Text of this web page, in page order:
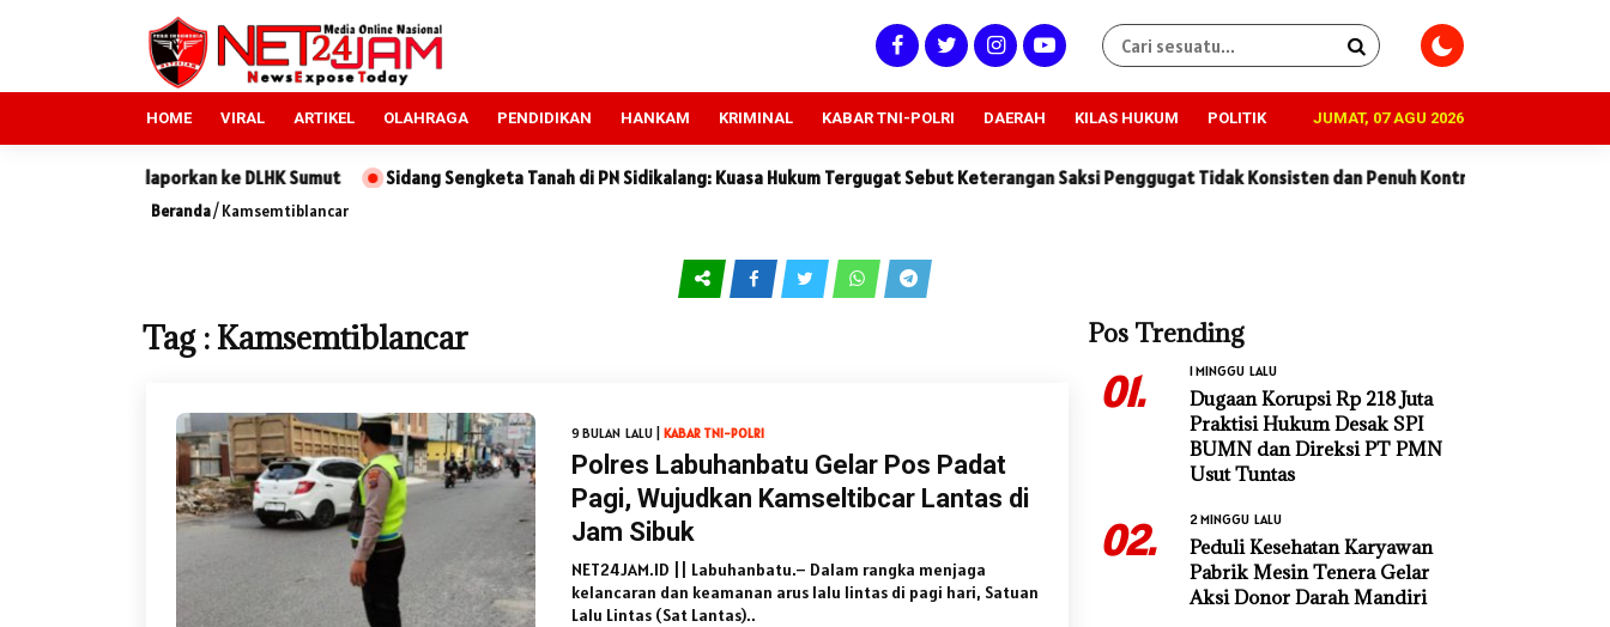
HOME VIRAL ARTIKEL OLAHRAGA PENDIDIKAN HANKAM KRIMINAL KABAR TNI-POLRI DAERAH KILAS HUKUM POLITIK JUMAT, 07 AGU 2026
Dilaporkan ke DLHK Sumut Sidang Sengketa Tanah di PN Sidikalang: Kuasa Hukum Tergugat Sebut Keterangan Saksi Penggugat Tidak Konsisten dan Penuh Kontradiksi
Beranda/Kamsemtiblancar
Tag : Kamsemtiblancar
9 BULAN LALU | KABAR TNI-POLRI
Polres Labuhanbatu Gelar Pos Padat
Pagi, Wujudkan Kamseltibcar Lantas di
Jam Sibuk
NET24JAM.ID || Labuhanbatu.– Dalam rangka menjaga
kelancaran dan keamanan arus lalu lintas di pagi hari, Satuan
Lalu Lintas (Sat Lantas)..
Pos Trending
01. 1 MINGGU LALU
Dugaan Korupsi Rp 218 Juta
Praktisi Hukum Desak SPI
BUMN dan Direksi PT PMN
Usut Tuntas
02. 2 MINGGU LALU
Peduli Kesehatan Karyawan
Pabrik Mesin Tenera Gelar
Aksi Donor Darah Mandiri